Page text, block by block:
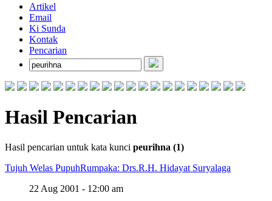
Artikel
Email
Ki Sunda
Kontak
Pencarian
Hasil Pencarian
Hasil pencarian untuk kata kunci peurihna (1)
Tujuh Welas PupuhRumpaka: Drs.R.H. Hidayat Suryalaga
22 Aug 2001 - 12:00 am